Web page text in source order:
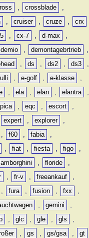
, crossblade
,
, cruiser , cruze ,
crx
, cx-7 , d-max
,
demio , demontagebrtrieb
,
, ds , ds2 , ds3
,
, e-golf , e-klasse
,
, ela , elan , elantra
,
, eqc , escort
,
expert , explorer
,
, f60 , fabia
,
, fiat , fiesta , figo
,
, floride
,
, fr-v , freeankauf
,
, fura , fusion , fxx
,
, gemini
,
, glc , gle , gls
,
, gs , gs/gsa ,
gt